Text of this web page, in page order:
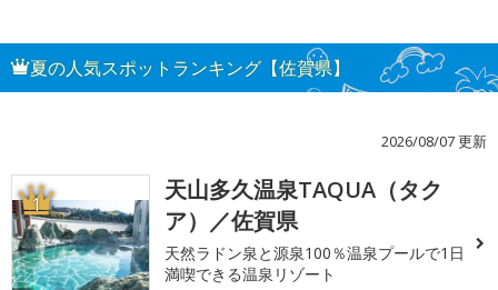
夏の人気スポットランキング【佐賀県】
2026/08/07 更新
1
天山多久温泉TAQUA（タク
ア）／佐賀県
天然ラドン泉と源泉100％温泉プールで1日
満喫できる温泉リゾート